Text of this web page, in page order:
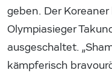
geben. Der
Olympiasieger
ausgeschaltet.
kämpferisch